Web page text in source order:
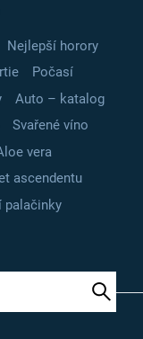
Nejlepší horory
Počasí
Auto – katalog
Svařené víno
vera
ascendentu
palačinky